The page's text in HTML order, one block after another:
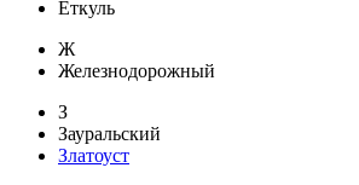
Еткуль
Ж
Железнодорожный
З
Зауральский
Златоуст